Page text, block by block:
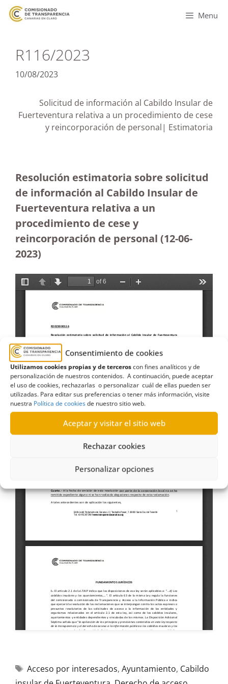
Consentimiento de cookies
Utilizamos cookies propias y de terceroscon fines analíticos y de
personalización de nuestros contenidos. A continuación, puede aceptar
el uso de cookies, rechazarlas o personalizar cuál de ellas pueden ser
utilizadas. Para editar sus preferencias o tener más información, visite
nuestra Política de cookiesde nuestro sitio web.
Aceptar y visitar el sitio web
Rechazar cookies
Personalizar opciones
Menu
R116/2023
10/08/2023
Solicitud de información al Cabildo Insular de
Fuerteventura relativa a un procedimiento de cese
y reincorporación de personal| Estimatoria
Resolución estimatoria sobre solicitud
de información al Cabildo Insular de
Fuerteventura relativa a un
procedimiento de cese y
reincorporación de personal (12-06-
2023)
Acceso por interesados, Ayuntamiento, Cabildo